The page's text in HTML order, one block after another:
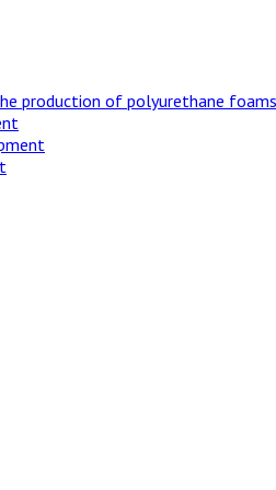
production of polyurethane foams